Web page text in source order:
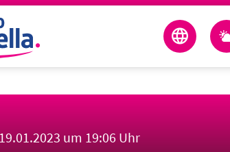
um 19:06 Uhr